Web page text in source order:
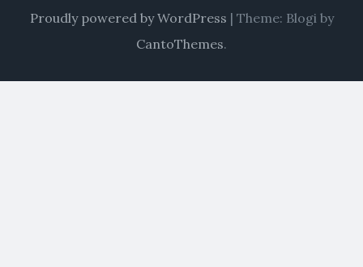
Proudly powered by WordPress | Theme: Blogi by
CantoThemes.